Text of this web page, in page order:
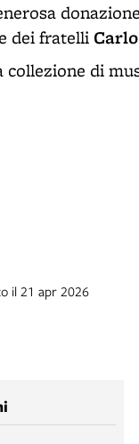
dei fratelli
di
il 21 apr 2026